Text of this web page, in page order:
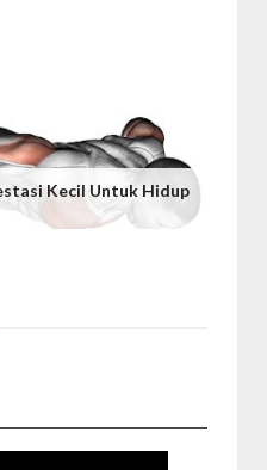
Kecil Untuk Hidup